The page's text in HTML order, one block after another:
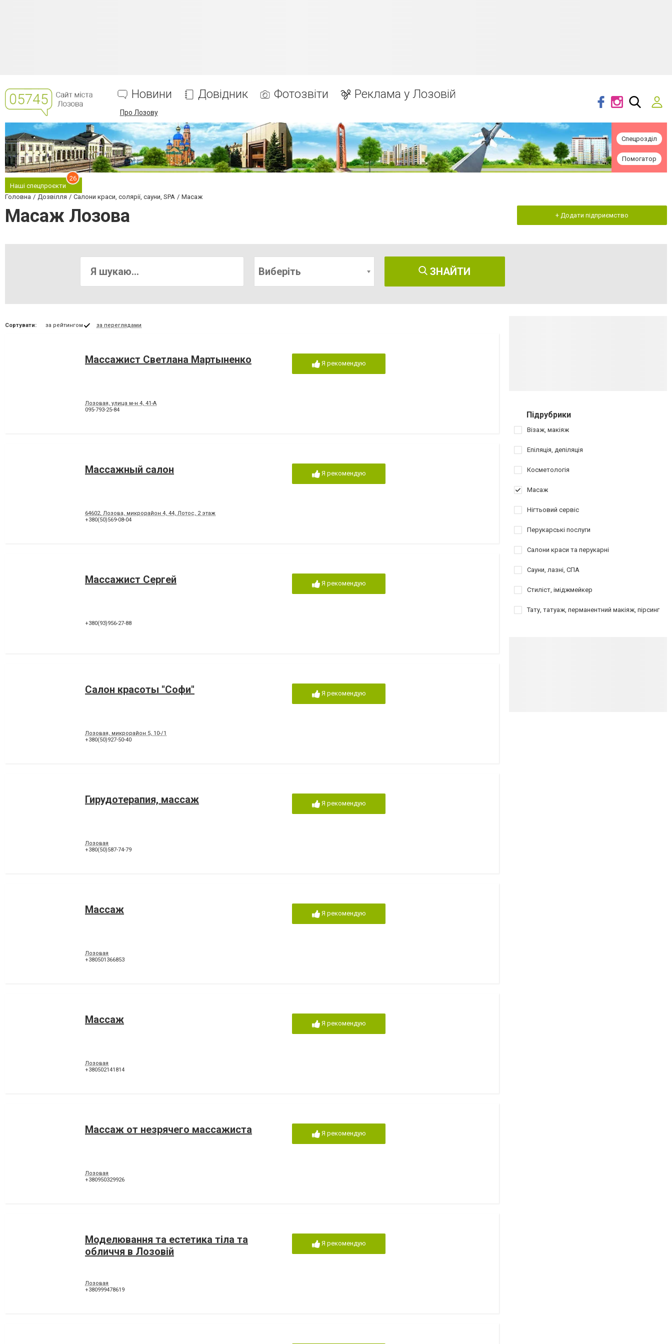
Новини Довідник Фотозвіти Реклама у Лозовій
Про Лозову
Спецрозділ
Помогатор
Наші спецпроєкти
26
Головна Дозвілля Салони краси, солярії, сауни, SPA Масаж
Масаж Лозова + Додати підприємство
Виберіть ЗНАЙТИ
Сортувати: за рейтингом за переглядами
Массажист Светлана Мартыненко
Лозовая, улица м-н 4, 41-А
095-793-25-84
Я рекомендую
Массажный салон
64602, Лозова, микрорайон 4, 44, Лотос, 2 этаж
+380(50)569-08-04
Я рекомендую
Массажист Сергей
+380(93)956-27-88
Я рекомендую
Салон красоты "Софи"
Лозовая, микрорайон 5, 10-/1
+380(50)927-50-40
Я рекомендую
Гирудотерапия, массаж
Лозовая
+380(50)587-74-79
Я рекомендую
Массаж
Лозовая
+380501366853
Я рекомендую
Массаж
Лозовая
+380502141814
Я рекомендую
Массаж от незрячего массажиста
Лозовая
+380950329926
Я рекомендую
Моделювання та естетика тіла та
обличчя в Лозовій
Лозовая
+380999478619
Я рекомендую
Підрубрики
Візаж, макіяж
Епіляція, депіляція
Косметологія
Масаж
Нігтьовий сервіс
Перукарські послуги
Салони краси та перукарні
Сауни, лазні, СПА
Стиліст, іміджмейкер
Тату, татуаж, перманентний макіяж, пірсинг